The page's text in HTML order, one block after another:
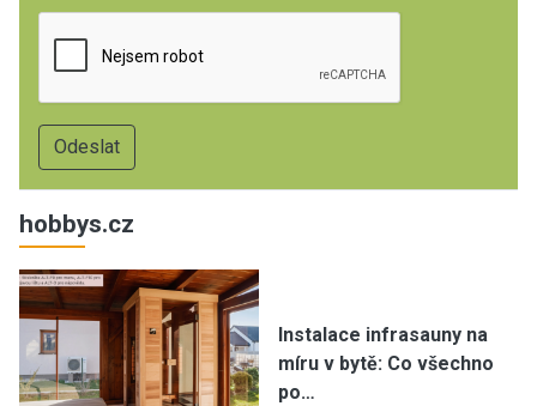
hobbys.cz
Instalace infrasauny na
míru v bytě: Co všechno
po…